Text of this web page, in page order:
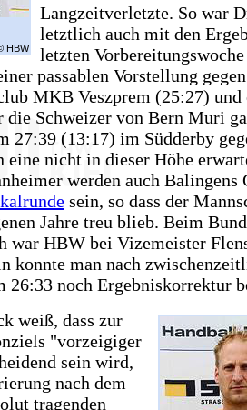
HBW
Langzeitverletzte. So war
letztlich auch mit den
letzten
passablen Vorstellung
MKB Veszprem (25:27) und
die Schweizer von Bern Muri
27:39 (13:17) im Südderby
eine nicht in dieser Höhe
werden auch Balingens
sein, so dass der
Jahre treu blieb. Beim
war HBW bei Vizemeister
konnte man nach
26:33 noch Ergebniskorrektur
weiß, dass zur
"vorzeigiger
sein wird,
nach dem
tragenden